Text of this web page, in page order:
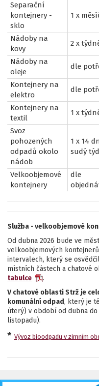
Separační
kontejnery -
sklo
1 x
Nádoby na
kovy
2 x
Nádoby na
oleje
dle
Kontejnery na
elektro
dle
Kontejnery na
textil
1 x
Svoz
pohozených
odpadů okolo
nádob
1 x 14
sudý
Velkoobjemové
kontejnery
dle
Služba - velkoobjemové
Od dubna 2026 bude ve
velkoobjemových
intervalech, který se
místních částech a chatové
tabulce
.
V chatové oblasti Strž je
komunální odpad, který je
úterý) v období od dubna
listopadu).
* Vývoz bioodpadu v zimním